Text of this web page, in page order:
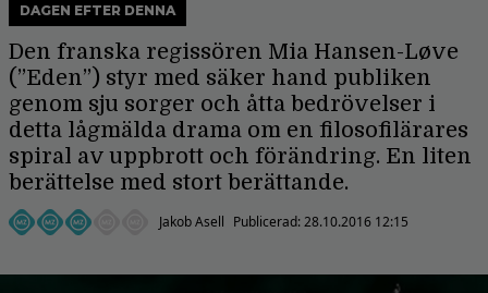
DAGEN EFTER DENNA
Den franska regissören Mia Hansen-Løve
(”Eden”) styr med säker hand publiken
genom sju sorger och åtta bedrövelser i
detta lågmälda drama om en filosofilärares
spiral av uppbrott och förändring. En liten
berättelse med stort berättande.
Jakob Asell Publicerad:28.10.2016 12:15